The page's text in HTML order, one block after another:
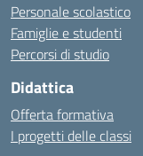
Personale scolastico
Famiglie e studenti
Percorsi di studio
Didattica
Offerta formativa
I progetti delle classi